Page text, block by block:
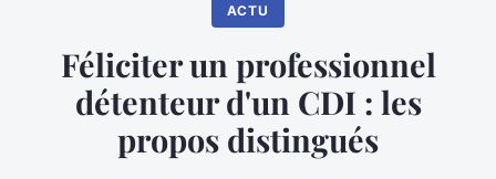
ACTU
Féliciter un professionnel
détenteur d'un CDI : les
propos distingués